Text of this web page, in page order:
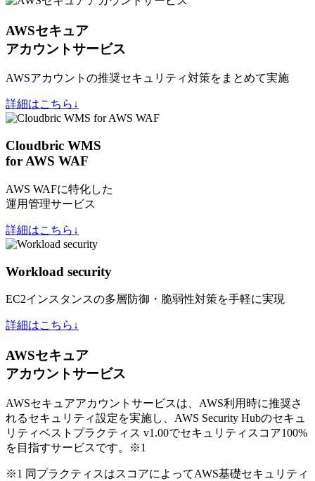
AWSセキュア
アカウントサービス
AWSアカウントの推奨セキュリティ対策をまとめて実施
詳細はこちら↓
Cloudbric WMS
for AWS WAF
AWS WAFに特化した
運用管理サービス
詳細はこちら↓
Workload security
EC2インスタンスの多層防御・脆弱性対策を手軽に実現
詳細はこちら↓
AWSセキュア
アカウントサービス
AWSセキュアアカウントサービスは、AWS利用時に推奨さ
れるセキュリティ設定を実施し、AWS Security Hubのセキュ
リティベストプラクティス v1.00でセキュリティスコア100%
を目指すサービスです。
※1
※1 同プラクティスはスコアによってAWS基礎セキュリティ